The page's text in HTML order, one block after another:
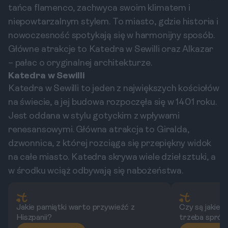
tańca flamenco, zachwyca swoim klimatem i
niepowtarzalnym stylem. To miasto, gdzie historia i
nowoczesność spotykają się w harmonijny sposób.
Główne atrakcje to Katedra w Sewilli oraz Alkazar
– pałac o oryginalnej architekturze.
Katedra w Sewilli
Katedra w Sewilli to jeden z największych kościołów
na świecie, a jej budowa rozpoczęła się w 1401 roku.
Jest oddana w stylu gotyckim z wpływami
renesansowymi. Główna atrakcja to Giralda,
dzwonnica, z której rozciąga się przepiękny widok
na całe miasto. Katedra skrywa wiele dzieł sztuki, a
w środku wciąż odbywają się nabożeństwa.
Jakie pamiątki warto przywieźć z
Hiszpanii?
Czy są
trzeba